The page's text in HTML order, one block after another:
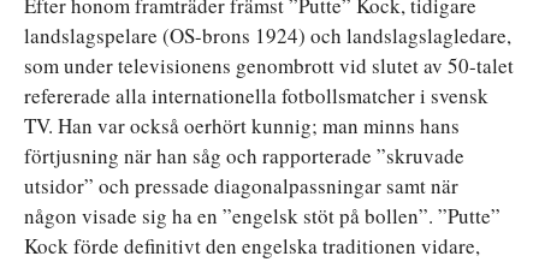
landslagspelare (OS-brons 1924) och landslagslagledare,
som under televisionens genombrott vid slutet av 50-talet
refererade alla internationella fotbollsmatcher i svensk
TV. Han var också oerhört kunnig; man minns hans
förtjusning när han såg och rapporterade ”skruvade
utsidor” och pressade diagonalpassningar samt när
någon visade sig ha en ”engelsk stöt på bollen”. ”Putte”
Kock förde definitivt den engelska traditionen vidare,